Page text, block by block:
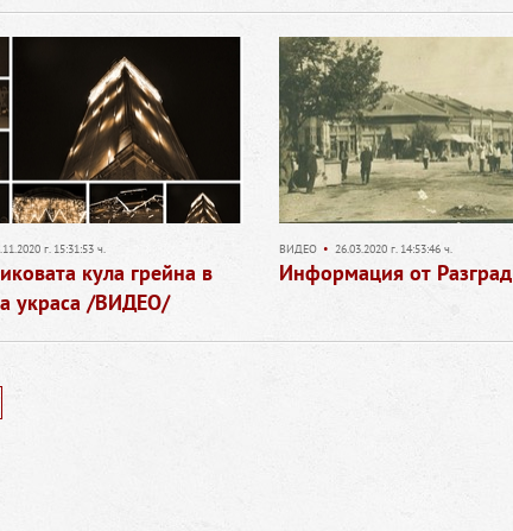
г. 15:31:53 ч.
кула грейна в
украса /ВИДЕО/
ВИДЕО • 26.03.2020 г. 14:53:46 ч.
Информация от Разград